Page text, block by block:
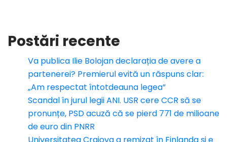
Postări recente
Va publica Ilie Bolojan declarația de avere a
partenerei? Premierul evită un răspuns clar:
„Am respectat întotdeauna legea”
Scandal în jurul legii ANI. USR cere CCR să se
pronunțe, PSD acuză că se pierd 771 de milioane
de euro din PNRR